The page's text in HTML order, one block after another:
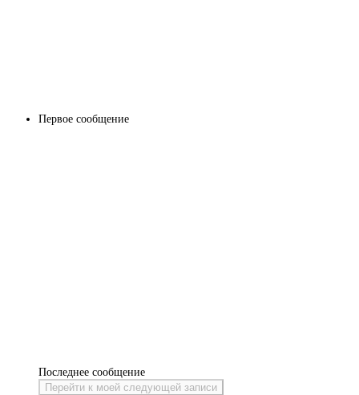
Первое сообщение
Последнее сообщение
Перейти к моей следующей записи